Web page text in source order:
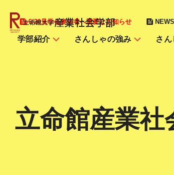
立命館大学産業社会学部
6/20見学会参加者へ重要なお知らせ NEWS
学部紹介 さんしゃの強み さ